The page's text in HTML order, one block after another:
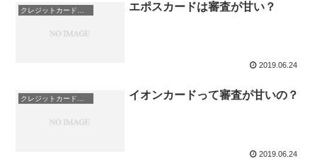
クレジットカード会社 エポスカードは審査が甘い？
2019.06.24
クレジットカード会社 イオンカードって審査が甘いの？
2019.06.24